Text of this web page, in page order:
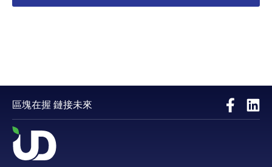
區塊在握 鏈接未來